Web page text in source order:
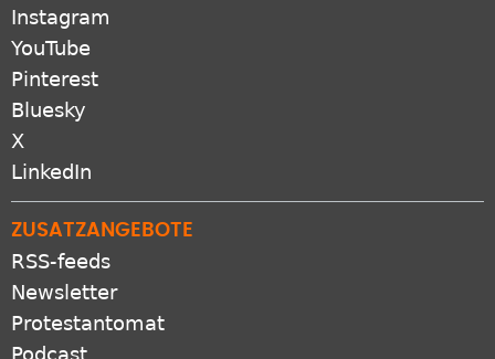
Instagram
YouTube
Pinterest
Bluesky
X
LinkedIn
ZUSATZANGEBOTE
RSS-feeds
Newsletter
Protestantomat